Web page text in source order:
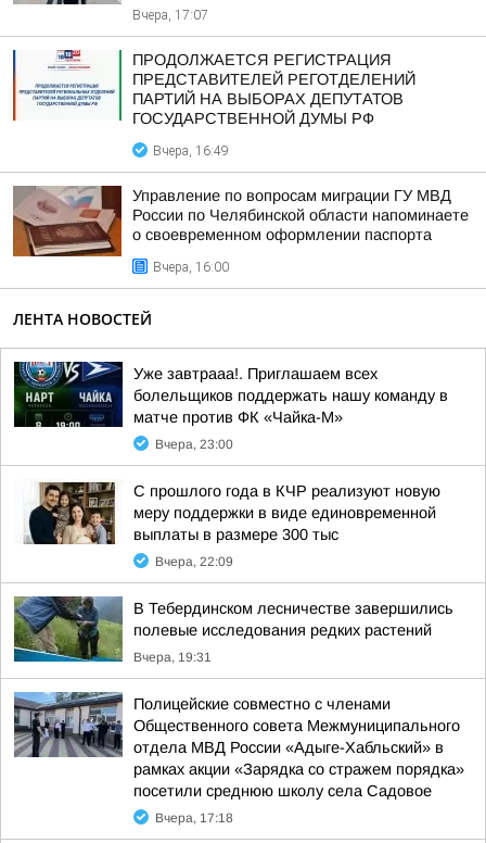
Вчера, 17:07
ПРОДОЛЖАЕТСЯ РЕГИСТРАЦИЯ
ПРЕДСТАВИТЕЛЕЙ РЕГОТДЕЛЕНИЙ
ПАРТИЙ НА ВЫБОРАХ ДЕПУТАТОВ
ГОСУДАРСТВЕННОЙ ДУМЫ РФ
Вчера, 16:49
Управление по вопросам миграции ГУ МВД
России по Челябинской области напоминаете
о своевременном оформлении паспорта
Вчера, 16:00
ЛЕНТА НОВОСТЕЙ
Уже завтрааа!. Приглашаем всех
болельщиков поддержать нашу команду в
матче против ФК «Чайка-М»
Вчера, 23:00
С прошлого года в КЧР реализуют новую
меру поддержки в виде единовременной
выплаты в размере 300 тыс
Вчера, 22:09
В Тебердинском лесничестве завершились
полевые исследования редких растений
Вчера, 19:31
Полицейские совместно с членами
Общественного совета Межмуниципального
отдела МВД России «Адыге-Хабльский» в
рамках акции «Зарядка со стражем порядка»
посетили среднюю школу села Садовое
Вчера, 17:18